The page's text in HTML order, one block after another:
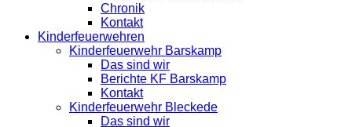
Chronik
Kontakt
Kinderfeuerwehren
Kinderfeuerwehr Barskamp
Das sind wir
Berichte KF Barskamp
Kontakt
Kinderfeuerwehr Bleckede
Das sind wir